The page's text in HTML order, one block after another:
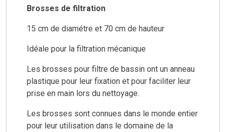
Brosses de filtration
15 cm de diamétre et 70 cm de hauteur
Idéale pour la filtration mécanique
Les brosses pour filtre de bassin ont un anneau
plastique pour leur fixation et pour faciliter leur
prise en main lors du nettoyage.
Les brosses sont connues dans le monde entier
pour leur utilisation dans le domaine de la